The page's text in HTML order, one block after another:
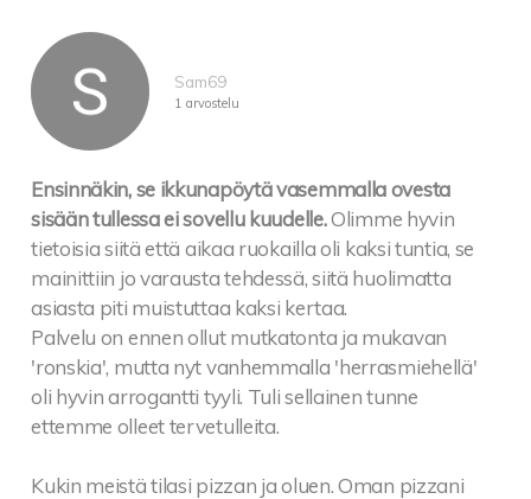
Sam69
1 arvostelu
Ensinnäkin, se ikkunapöytä vasemmalla ovesta
sisään tullessa ei sovellu kuudelle.Olimme hyvin
tietoisia siitä että aikaa ruokailla oli kaksi tuntia, se
mainittiin jo varausta tehdessä, siitä huolimatta
asiasta piti muistuttaa kaksi kertaa.
Palvelu on ennen ollut mutkatonta ja mukavan
'ronskia', mutta nyt vanhemmalla 'herrasmiehellä'
oli hyvin arrogantti tyyli. Tuli sellainen tunne
ettemme olleet tervetulleita.
Kukin meistä tilasi pizzan ja oluen. Oman pizzani